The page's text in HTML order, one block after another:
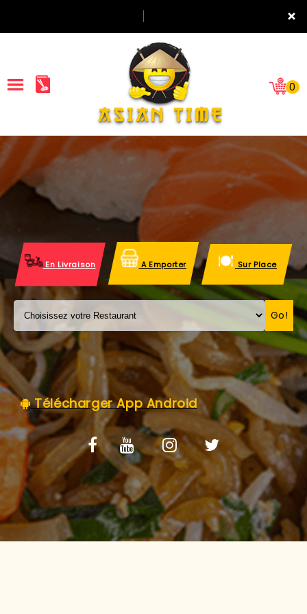
×
ACCUEIL
LA CARTE
VOS AVIS
MENTIONS LÉGALES
C.G.V
0
En Livraison A Emporter Sur Place
Go!
Télécharger App Android